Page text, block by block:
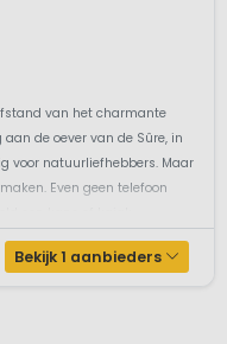
van het charmante
de oever van de Sûre, in
voor natuurliefhebbers. Maar
Even geen telefoon
Bekijk 1 aanbieders